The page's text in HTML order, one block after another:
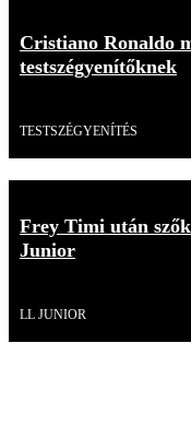
Cristiano Ronaldo
testszégyenítőknek
TESTSZÉGYENÍTÉS
Frey Timi után
Junior
LL JUNIOR